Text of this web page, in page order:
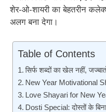
शेर-ओ-शायरी का बेहतरीन
अलग बना देगा।
Table of Contents
सिर्फ शब्दों का खेल नहीं,
New Year Motivational
Love Shayari for New
Dosti Special: दोस्तों के